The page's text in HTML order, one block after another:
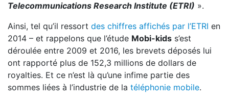
Telecommunications Research Institute (ETRI) ».
Ainsi, tel qu’il ressort des chiffres affichés par l’ETRI en
2014 – et rappelons que l’étude Mobi-kids s’est
déroulée entre 2009 et 2016, les brevets déposés lui
ont rapporté plus de 152,3 millions de dollars de
royalties. Et ce n’est là qu’une infime partie des
sommes liées à l’industrie de la téléphonie mobile.